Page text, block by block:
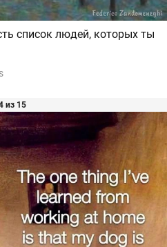
список людей, которых ты
из 15